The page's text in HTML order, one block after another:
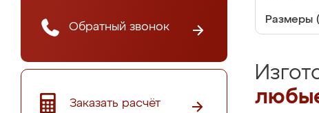
Обратный звонок
Заказать расчёт
Размеры